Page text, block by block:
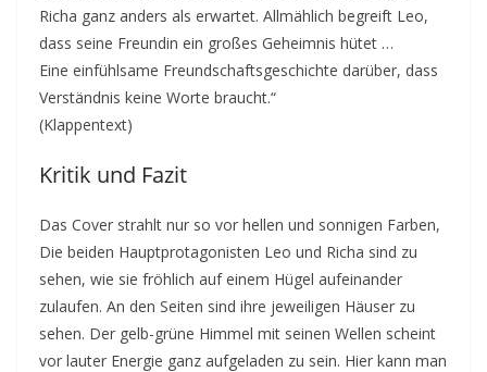
Richa ganz anders als erwartet. Allmählich begreift Leo,
dass seine Freundin ein großes Geheimnis hütet …
Eine einfühlsame Freundschaftsgeschichte darüber, dass
Verständnis keine Worte braucht.“
(Klappentext)
Kritik und Fazit
Das Cover strahlt nur so vor hellen und sonnigen Farben,
Die beiden Hauptprotagonisten Leo und Richa sind zu
sehen, wie sie fröhlich auf einem Hügel aufeinander
zulaufen. An den Seiten sind ihre jeweiligen Häuser zu
sehen. Der gelb-grüne Himmel mit seinen Wellen scheint
vor lauter Energie ganz aufgeladen zu sein. Hier kann man